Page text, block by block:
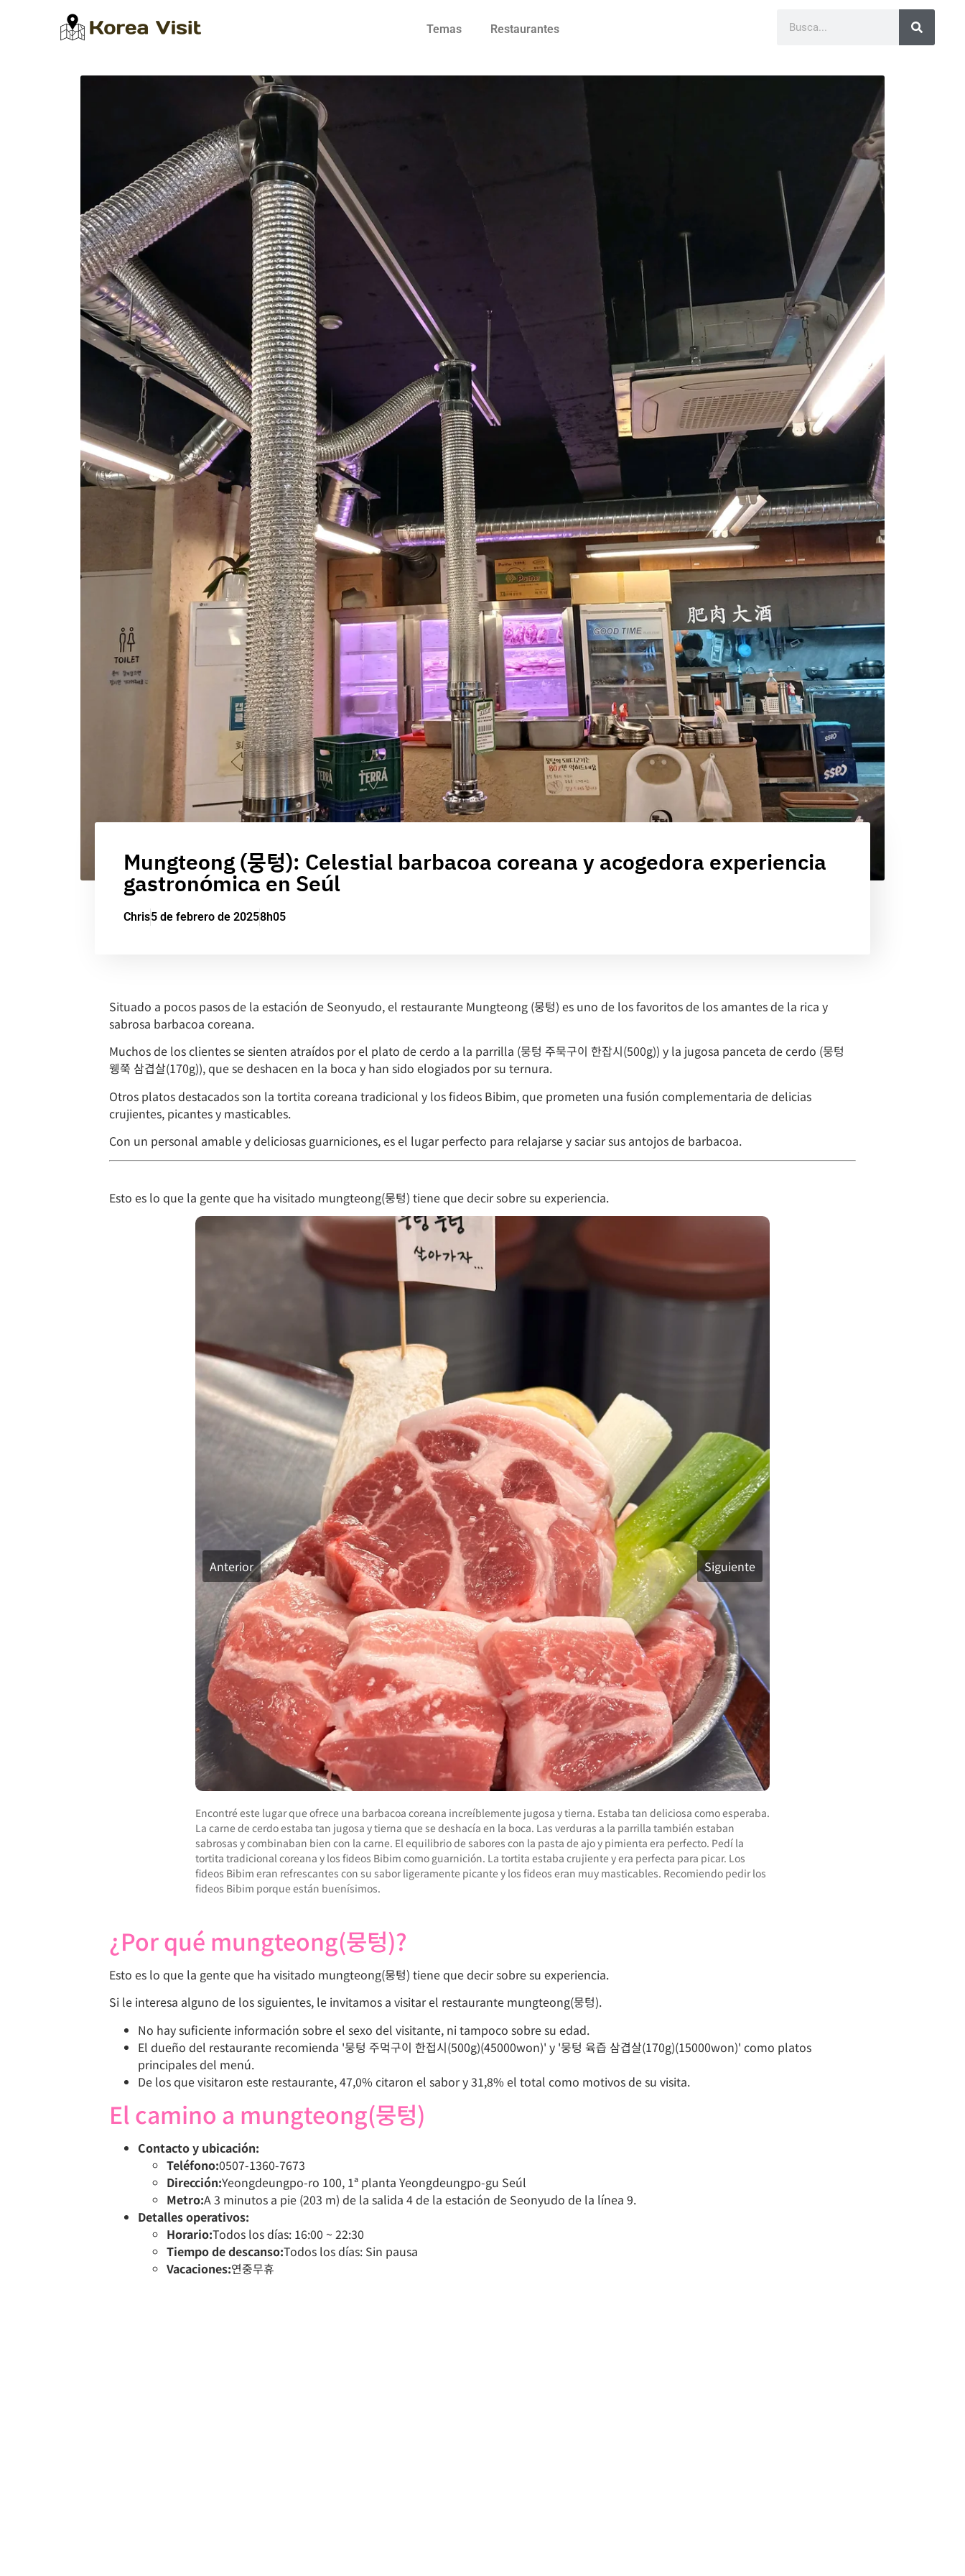
Temas Restaurantes
Mungteong (뭉텅): Celestial barbacoa coreana y acogedora experiencia
gastronómica en Seúl
Chris5 de febrero de 20258h05
Situado a pocos pasos de la estación de Seonyudo, el restaurante Mungteong (뭉텅) es uno de los favoritos de los amantes de la rica y
sabrosa barbacoa coreana.
Muchos de los clientes se sienten atraídos por el plato de cerdo a la parrilla (뭉텅 주묵구이 한잡시(500g)) y la jugosa panceta de cerdo (뭉텅
웽쭉 삼겹살(170g)), que se deshacen en la boca y han sido elogiados por su ternura.
Otros platos destacados son la tortita coreana tradicional y los fideos Bibim, que prometen una fusión complementaria de delicias
crujientes, picantes y masticables.
Con un personal amable y deliciosas guarniciones, es el lugar perfecto para relajarse y saciar sus antojos de barbacoa.
Esto es lo que la gente que ha visitado mungteong(뭉텅) tiene que decir sobre su experiencia.
Encontré este lugar que ofrece una barbacoa coreana increíblemente jugosa y tierna. Estaba tan deliciosa como esperaba.
La carne de cerdo estaba tan jugosa y tierna que se deshacía en la boca. Las verduras a la parrilla también estaban
sabrosas y combinaban bien con la carne. El equilibrio de sabores con la pasta de ajo y pimienta era perfecto. Pedí la
tortita tradicional coreana y los fideos Bibim como guarnición. La tortita estaba crujiente y era perfecta para picar. Los
fideos Bibim eran refrescantes con su sabor ligeramente picante y los fideos eran muy masticables. Recomiendo pedir los
fideos Bibim porque están buenísimos.
Anterior Siguiente
¿Por qué mungteong(뭉텅)?
Esto es lo que la gente que ha visitado mungteong(뭉텅) tiene que decir sobre su experiencia.
Si le interesa alguno de los siguientes, le invitamos a visitar el restaurante mungteong(뭉텅).
No hay suficiente información sobre el sexo del visitante, ni tampoco sobre su edad.
El dueño del restaurante recomienda '뭉텅 주먹구이 한접시(500g)(45000won)' y '뭉텅 육즙 삼겹살(170g)(15000won)' como platos
principales del menú.
De los que visitaron este restaurante, 47,0% citaron el sabor y 31,8% el total como motivos de su visita.
El camino a mungteong(뭉텅)
Contacto y ubicación:
Teléfono:0507-1360-7673
Dirección:Yeongdeungpo-ro 100, 1ª planta Yeongdeungpo-gu Seúl
Metro:A 3 minutos a pie (203 m) de la salida 4 de la estación de Seonyudo de la línea 9.
Detalles operativos:
Horario:Todos los días: 16:00 ~ 22:30
Tiempo de descanso:Todos los días: Sin pausa
Vacaciones:연중무휴